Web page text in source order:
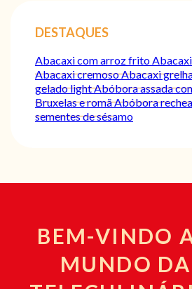
DESTAQUES
Abacaxi com arroz frito
Abacaxi cremosoAbacaxi
gelado lightAbóbora assada
Bruxelas e romãAbóbora
sementes de sésamo
BEM-VINDO
MUNDO DA